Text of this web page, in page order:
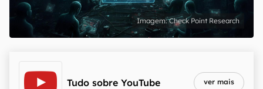
Check Point Research
Tudo sobre YouTube ver mais